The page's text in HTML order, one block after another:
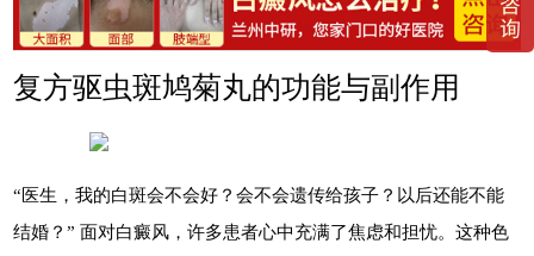
复方驱虫斑鸠菊丸的功能与副作用
“医生，我的白斑会不会好？会不会遗传给孩子？以后还能不能
结婚？” 面对白癜风，许多患者心中充满了焦虑和担忧。这种色